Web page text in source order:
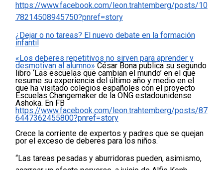
https://www.facebook.com/leon.trahtemberg/posts/10
78214508945750?pnref=story
¿Dejar o no tareas? El nuevo debate en la formación
infantil
«Los deberes repetitivos no sirven para aprender y
desmotivan al alumno» César Bona publica su segundo
libro ‘Las escuelas que cambian el mundo’ en el que
resume su experiencia del último año y medio en el
que ha visitado colegios españoles con el proyecto
Escuelas Changemaker de la ONG estadounidense
Ashoka. En FB
https://www.facebook.com/leon.trahtemberg/posts/87
6447362455800?pnref=story
Crece la corriente de expertos y padres que se quejan
por el exceso de deberes para los niños.
“Las tareas pesadas y aburridoras pueden, asimismo,